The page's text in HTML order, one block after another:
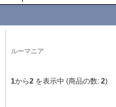
ルーマニア
1から2 を表示中 (商品の数: 2)